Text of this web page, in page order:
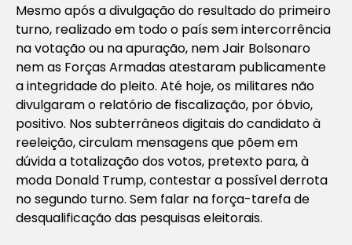
Mesmo após a divulgação do resultado do primeiro
turno, realizado em todo o país sem intercorrência
na votação ou na apuração, nem Jair Bolsonaro
nem as Forças Armadas atestaram publicamente
a integridade do pleito. Até hoje, os militares não
divulgaram o relatório de fiscalização, por óbvio,
positivo. Nos subterrâneos digitais do candidato à
reeleição, circulam mensagens que põem em
dúvida a totalização dos votos, pretexto para, à
moda Donald Trump, contestar a possível derrota
no segundo turno. Sem falar na força-tarefa de
desqualificação das pesquisas eleitorais.